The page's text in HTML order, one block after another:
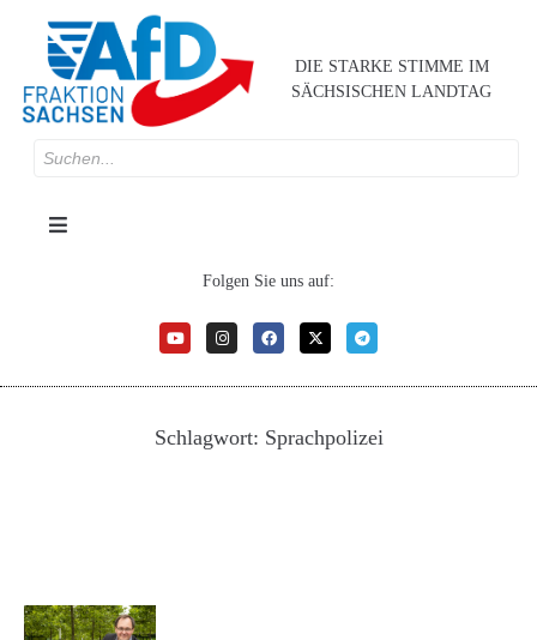
DIE STARKE STIMME IM
SÄCHSISCHEN LANDTAG
Folgen Sie uns auf:
Schlagwort: Sprachpolizei